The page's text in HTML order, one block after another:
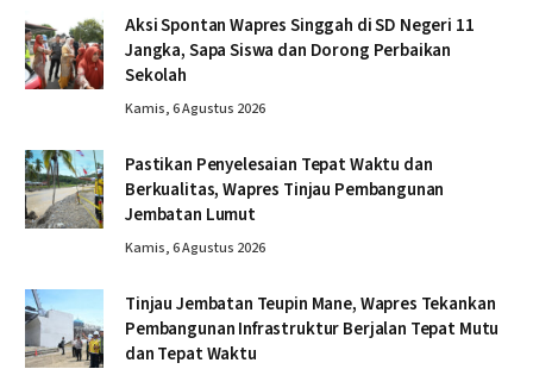
Aksi Spontan Wapres Singgah di SD Negeri 11
Jangka, Sapa Siswa dan Dorong Perbaikan
Sekolah
Kamis, 6 Agustus 2026
Pastikan Penyelesaian Tepat Waktu dan
Berkualitas, Wapres Tinjau Pembangunan
Jembatan Lumut
Kamis, 6 Agustus 2026
Tinjau Jembatan Teupin Mane, Wapres Tekankan
Pembangunan Infrastruktur Berjalan Tepat Mutu
dan Tepat Waktu